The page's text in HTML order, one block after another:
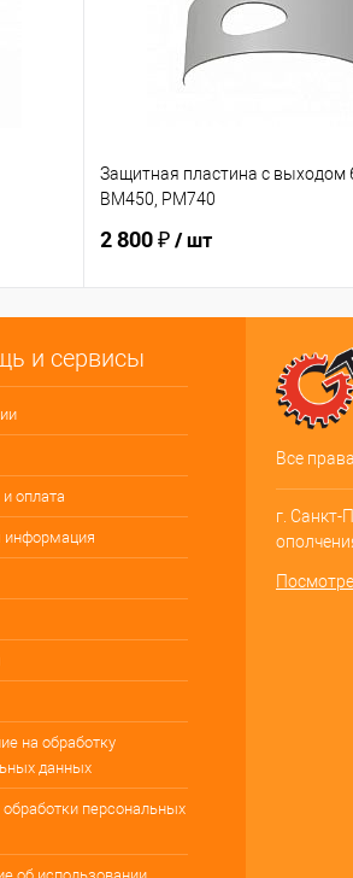
Защитная пластина с выходом
BM450, PM740
2 800 ₽/ шт
и сервисы
оплата
информация
на обработку
данных
персональных
Все
г. Санкт-